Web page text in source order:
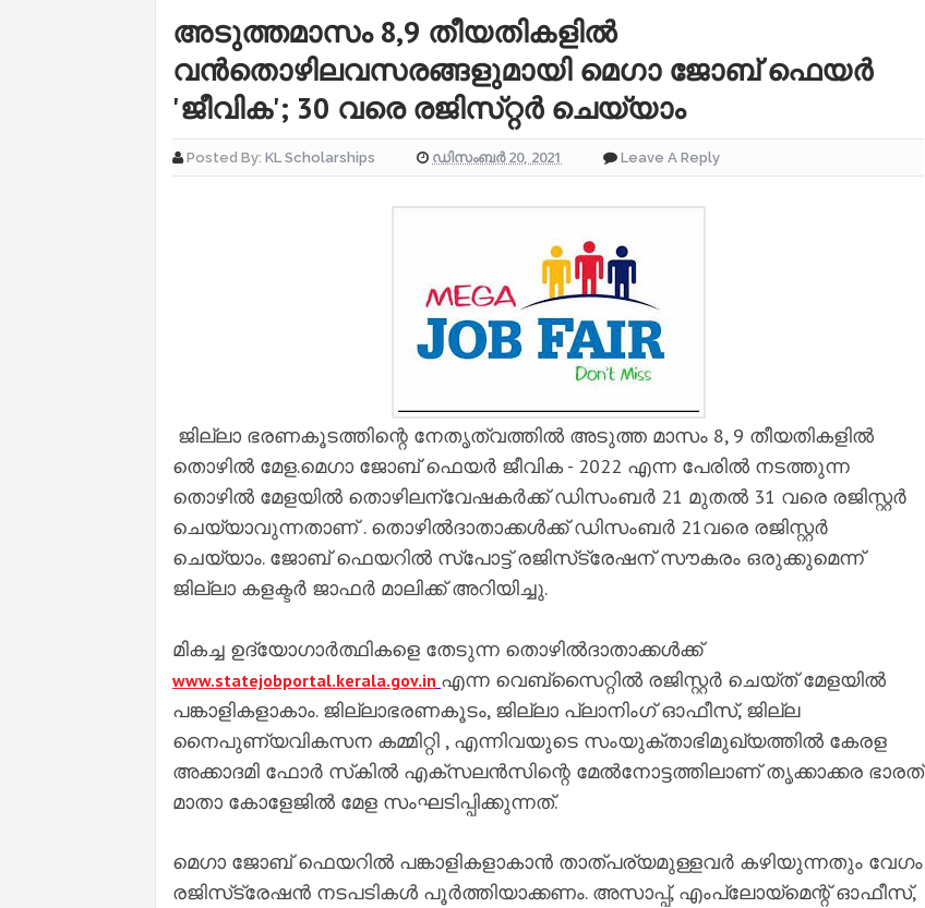
അടുത്തമാസം 8,9 തീയതികളില്‍
വൻതൊഴിലവസരങ്ങളുമായി മെഗാ ജോബ് ഫെയർ
'ജീവിക'; 30 വരെ രജിസ്​റ്റർ ചെയ്യാം
Posted By: KL Scholarships ഡിസംബർ 20, 2021 Leave A Reply
ജില്ലാ ഭരണകൂടത്തിന്റെ നേതൃത്വത്തില്‍ അടുത്ത മാസം 8, 9 തീയതികളില്‍
തൊഴില്‍ മേള.മെഗാ ജോബ് ഫെയര്‍ ജീവിക - 2022 എന്ന പേരില്‍ നടത്തുന്ന
തൊഴില്‍ മേളയില്‍ തൊഴിലന്വേഷകര്‍ക്ക് ഡിസംബര്‍ 21 മുതല്‍ 31 വരെ രജിസ്റ്റര്‍
ചെയ്യാവുന്നതാണ് . തൊഴില്‍ദാതാക്കള്‍ക്ക് ഡിസംബര്‍ 21വരെ രജിസ്റ്റര്‍
ചെയ്യാം. ജോബ് ഫെയറില്‍ സ്‌പോട്ട് രജിസ്‌ട്രേഷന് സൗകരം ഒരുക്കുമെന്ന്
ജില്ലാ കളക്ടര്‍ ജാഫര്‍ മാലിക്ക് അറിയിച്ചു.
മികച്ച ഉദ്യോഗാര്‍ത്ഥികളെ തേടുന്ന തൊഴില്‍ദാതാക്കള്‍ക്ക്
www.statejobportal.kerala.gov.in എന്ന വെബ്‌സൈറ്റില്‍ രജിസ്റ്റര്‍ ചെയ്ത് മേളയില്‍
പങ്കാളികളാകാം. ജില്ലാഭരണകൂടം, ജില്ലാ പ്ലാനിംഗ് ഓഫീസ്, ജില്ല
നൈപുണ്യവികസന കമ്മിറ്റി , എന്നിവയുടെ സംയുക്താഭിമുഖ്യത്തില്‍ കേരള
അക്കാദമി ഫോര്‍ സ്‌കില്‍ എക്‌സലന്‍സിന്റെ മേല്‍നോട്ടത്തിലാണ് തൃക്കാക്കര ഭാരത്
മാതാ കോളേജില്‍ മേള സംഘടിപ്പിക്കുന്നത്.
മെഗാ ജോബ് ഫെയറില്‍ പങ്കാളികളാകാന്‍ താത്പര്യമുള്ളവര്‍ കഴിയുന്നതും വേഗം
രജിസ്‌ട്രേഷന്‍ നടപടികള്‍ പൂര്‍ത്തിയാക്കണം. അസാപ്പ്, എംപ്ലോയ്‌മെന്റ് ഓഫീസ്,